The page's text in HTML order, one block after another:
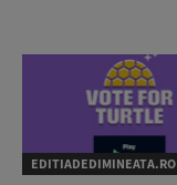
EDITIADEDIMINEATA.RO